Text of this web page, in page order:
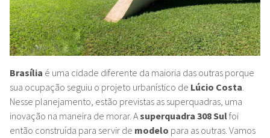
Brasília é uma cidade diferente da maioria das outras porque
sua ocupação seguiu o projeto urbanístico de Lúcio Costa.
Nesse planejamento, estão previstas as superquadras, uma
inovação na maneira de morar. Asuperquadra 308 Sulfoi
então construída para servir de modelo para as outras. Vamos